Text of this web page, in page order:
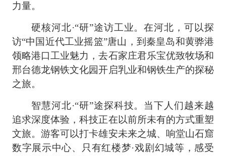
力量。
硬核河北·“研”途访工业。在河北，可以探
访“中国近代工业摇篮”唐山，到秦皇岛和黄骅港
领略港口工业魅力，去石家庄君乐宝优致牧场和
邢台德龙钢铁文化园开启乳业和钢铁生产的探秘
之旅。
智慧河北·“研”途探科技。当下人们越来越
追求深度体验，科技正在以前所未有的方式重塑
文旅。游客可以打卡雄安未来之城、响堂山石窟
数字展示中心、只有红楼梦·戏剧幻城等，感受